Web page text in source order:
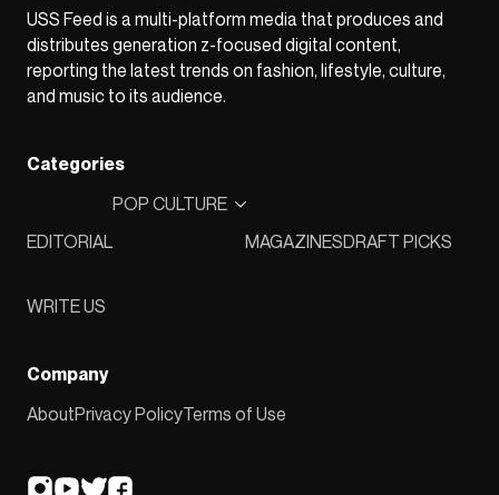
USS Feed is a multi-platform media that produces and
distributes generation z-focused digital content,
reporting the latest trends on fashion, lifestyle, culture,
and music to its audience.
Categories
EDITORIAL
POP CULTURE
MAGAZINESDRAFT PICKS
WRITE US
Company
AboutPrivacy PolicyTerms of Use